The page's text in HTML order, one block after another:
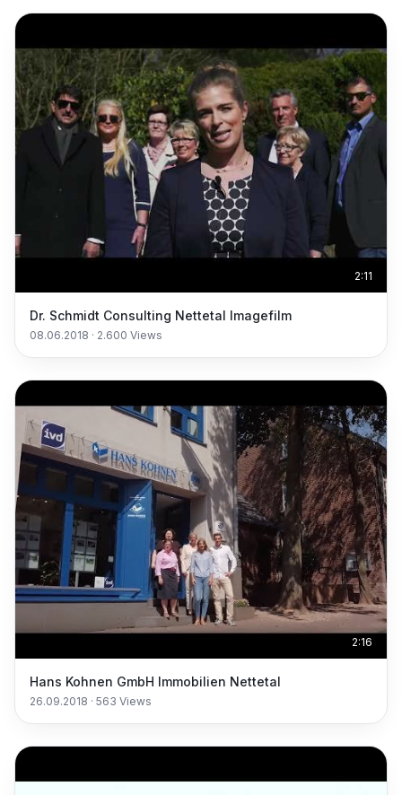
2:11
Dr. Schmidt Consulting Nettetal Imagefilm
08.06.2018 · 2.600 Views
2:16
Hans Kohnen GmbH Immobilien Nettetal
26.09.2018 · 563 Views